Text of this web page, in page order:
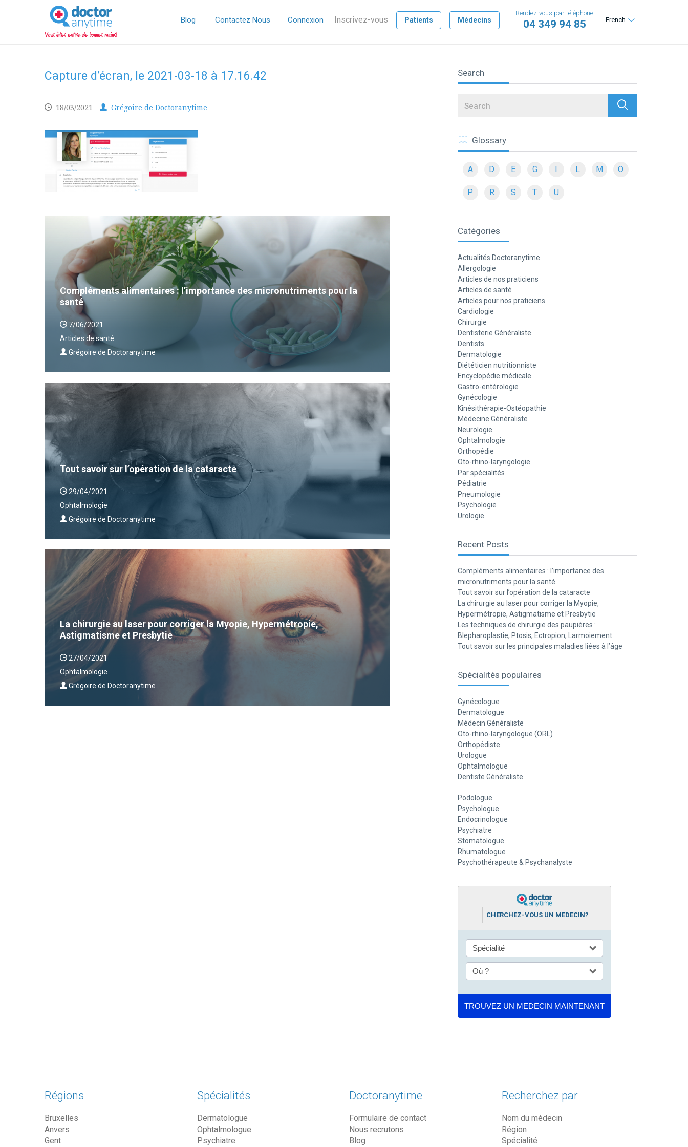
DoctorAnyTime
You
are
in
good
Blog Contactez Nous Connexion Inscrivez-vous Patients Médecins French
Rendez-vous par téléphone
04 349 94 85
Capture d’écran, le 2021-03-18 à 17.16.42
18/03/2021 Grégoire de Doctoranytime
Compléments alimentaires : l’importance des micronutriments pour la
santé
7/06/2021
Articles de santé
Grégoire de Doctoranytime
Tout savoir sur l’opération de la cataracte
29/04/2021
Ophtalmologie
Grégoire de Doctoranytime
La chirurgie au laser pour corriger la Myopie, Hypermétropie,
Astigmatisme et Presbytie
27/04/2021
Ophtalmologie
Grégoire de Doctoranytime
Search
Search
Glossary
A D E G I L M O
P R S T U
Catégories
Actualités Doctoranytime
Allergologie
Articles de nos praticiens
Articles de santé
Articles pour nos praticiens
Cardiologie
Chirurgie
Dentisterie Généraliste
Dentists
Dermatologie
Diététicien nutritionniste
Encyclopédie médicale
Gastro-entérologie
Gynécologie
Kinésithérapie-Ostéopathie
Médecine Généraliste
Neurologie
Ophtalmologie
Orthopédie
Oto-rhino-laryngologie
Par spécialités
Pédiatrie
Pneumologie
Psychologie
Urologie
Recent Posts
Compléments alimentaires : l’importance des
micronutriments pour la santé
Tout savoir sur l’opération de la cataracte
La chirurgie au laser pour corriger la Myopie,
Hypermétropie, Astigmatisme et Presbytie
Les techniques de chirurgie des paupières :
Blepharoplastie, Ptosis, Ectropion, Larmoiement
Tout savoir sur les principales maladies liées à l’âge
Spécialités populaires
Gynécologue
Dermatologue
Médecin Généraliste
Oto-rhino-laryngologue (ORL)
Orthopédiste
Urologue
Ophtalmologue
Dentiste Généraliste
Podologue
Psychologue
Endocrinologue
Psychiatre
Stomatologue
Rhumatologue
Psychothérapeute & Psychanalyste
CHERCHEZ-VOUS UN MEDECIN?
Régions
Bruxelles
Anvers
Gent
Spécialités
Dermatologue
Ophtalmologue
Psychiatre
Doctoranytime
Formulaire de contact
Nous recrutons
Blog
Recherchez par
Nom du médecin
Région
Spécialité